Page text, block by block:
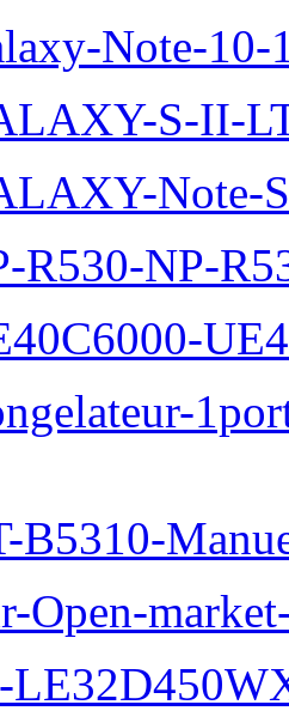
Note-
S-II-
Note-
R530-NP-
B5310-
Open-